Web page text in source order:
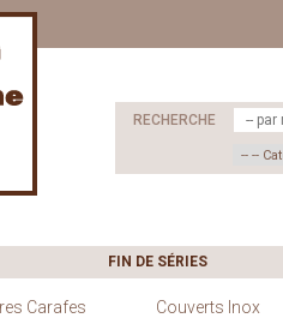
RECHERCHE
FIN DE SÉRIES
Carafes Couverts Inox